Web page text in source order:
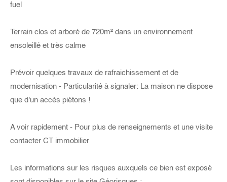
fuel
Terrain clos et arboré de 720m² dans un environnement
ensoleillé et très calme
Prévoir quelques travaux de rafraichissement et de
modernisation - Particularité à signaler: La maison ne dispose
que d'un accès piétons !
A voir rapidement - Pour plus de renseignements et une visite
contacter CT immobilier
Les informations sur les risques auxquels ce bien est exposé